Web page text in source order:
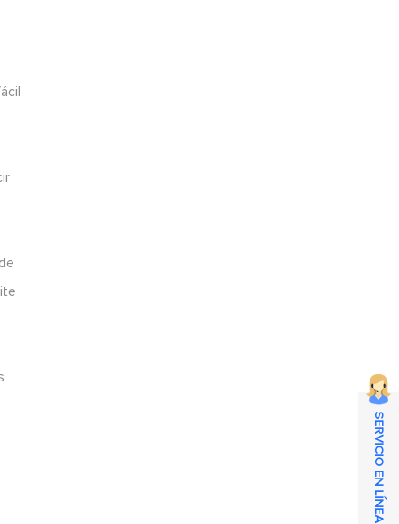
SERVICIO EN LÍNEA